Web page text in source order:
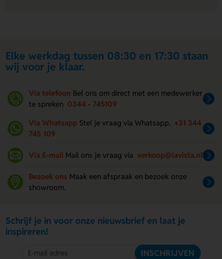
Elke werkdag tussen 08:30 en 17:30 staan
wij voor je klaar.
Via telefoon Bel ons om direct met een medewerker
te spreken 0344 - 745109
Via Whatsapp Stel je vraag via Whatsapp. +31 344
745 109
Via E-mail Mail ons je vraag via verkoop@lavista.nl
Bezoek ons Maak een afspraak en bezoek onze
showroom.
Schrijf je in voor onze nieuwsbrief en laat je
inspireren!
INSCHRIJVEN